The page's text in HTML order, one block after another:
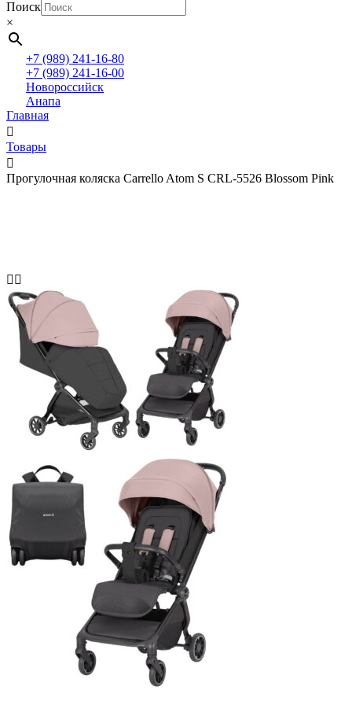
Поиск
×
+7 (989) 241-16-80
+7 (989) 241-16-00
Новороссийск
Анапа
Главная
Товары
Прогулочная коляска Carrello Atom S CRL-5526 Blossom Pink